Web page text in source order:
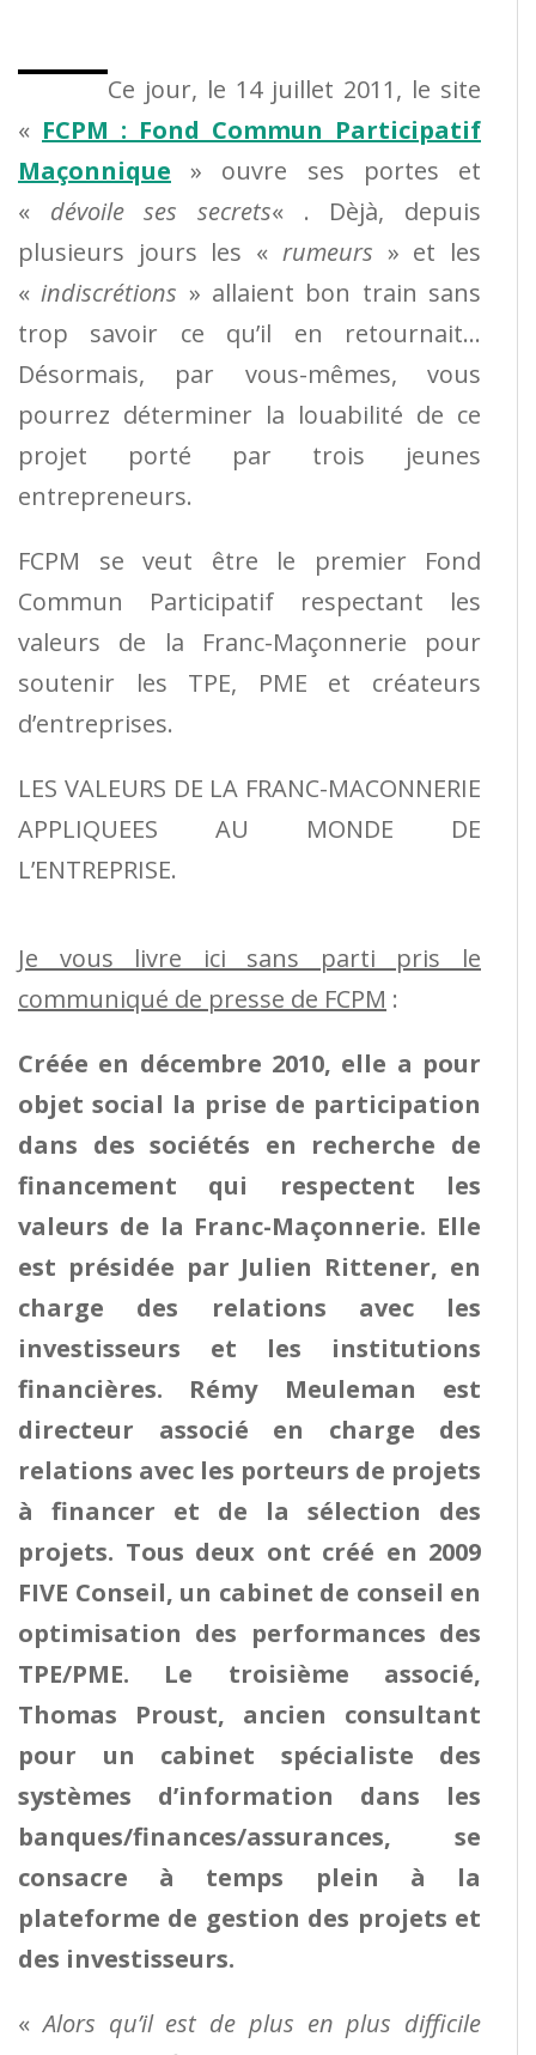
Ce jour, le 14 juillet 2011, le site
« FCPM : Fond Commun Participatif
Maçonnique » ouvre ses portes et
« dévoile ses secrets« . Dèjà, depuis
plusieurs jours les « rumeurs » et les
«indiscrétions » allaient bon train sans
trop savoir ce qu’il en retournait…
Désormais, par vous-mêmes, vous
pourrez déterminer la louabilité de ce
projet porté par trois jeunes
entrepreneurs.
FCPM se veut être le premier Fond
Commun Participatif respectant les
valeurs de la Franc-Maçonnerie pour
soutenir les TPE, PME et créateurs
d’entreprises.
LES VALEURS DE LA FRANC-MACONNERIE
APPLIQUEES AU MONDE DE
L’ENTREPRISE.
Je vous livre ici sans parti pris le
communiqué de presse de FCPM :
Créée en décembre 2010, elle a pour
objet social la prise de participation
dans des sociétés en recherche de
financement qui respectent les
valeurs de la Franc-Maçonnerie. Elle
est présidée par Julien Rittener, en
charge des relations avec les
investisseurs et les institutions
financières. Rémy Meuleman est
directeur associé en charge des
relations avec les porteurs de projets
à financer et de la sélection des
projets. Tous deux ont créé en 2009
FIVE Conseil, un cabinet de conseil en
optimisation des performances des
TPE/PME. Le troisième associé,
Thomas Proust, ancien consultant
pour un cabinet spécialiste des
systèmes d’information dans les
banques/finances/assurances, se
consacre à temps plein à la
plateforme de gestion des projets et
des investisseurs.
«Alors qu’il est de plus en plus difficile